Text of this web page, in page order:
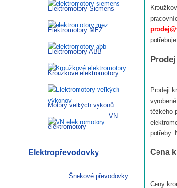
Prodeji
těžkého
potřeby.
Cena
Ceny
Elektromotory Siemens
Elektromotory MEZ
Elektromotory ABB
Kroužkové elektromotory
Motory velkých výkonů
VN
elektromotory
Elektropřevodovky
Šnekové převodovky